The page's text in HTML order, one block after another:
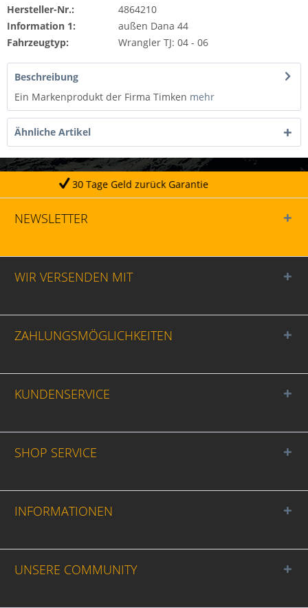
Hersteller-Nr.:
4864210
Information 1:
außen Dana 44
Fahrzeugtyp:
Wrangler TJ: 04 - 06
Beschreibung
Ein Markenprodukt der Firma Timken mehr
Ähnliche Artikel
Geld zurück Garantie
NEWSLETTER
WIR VERSENDEN MIT
ZAHLUNGSMÖGLICHKEITEN
KUNDENSERVICE
SHOP SERVICE
INFORMATIONEN
UNSERE COMMUNITY